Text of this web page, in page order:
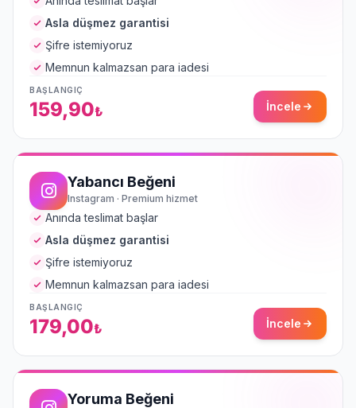
Asla düşmez garantisi
Şifre istemiyoruz
Memnun kalmazsan para iadesi
BAŞLANGIÇ
159,90₺ İncele
Yabancı Beğeni
Instagram · Premium hizmet
Anında teslimat başlar
Asla düşmez garantisi
Şifre istemiyoruz
Memnun kalmazsan para iadesi
BAŞLANGIÇ
179,00₺ İncele
Yoruma Beğeni